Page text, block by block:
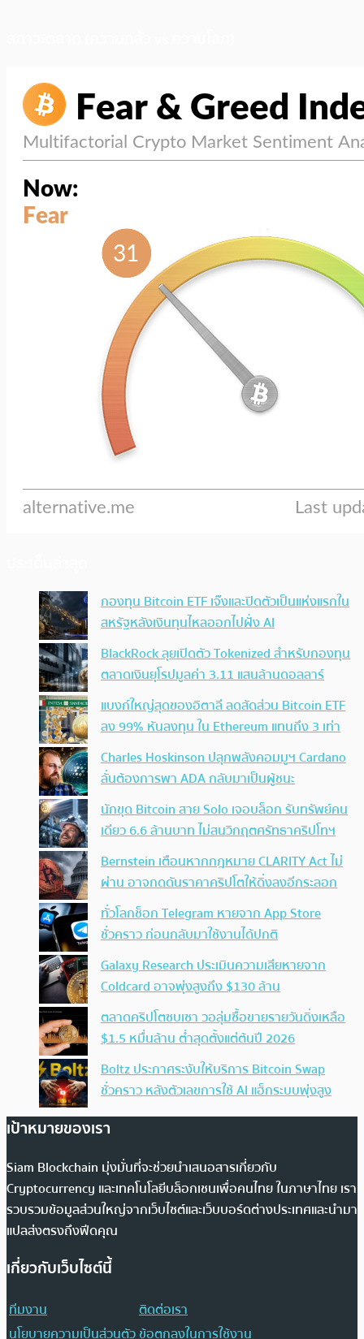
กองทุน Bitcoin ETF เจ๊งและปิดตัวเป็นแห่งแรกใน
สหรัฐหลังเงินทุนไหลออกไปฝั่ง AI
BlackRock ลุยเปิดตัว Tokenized สำหรับกองทุน
ตลาดเงินยุโรปมูลค่า 3.11 แสนล้านดอลลาร์
แบงก์ใหญ่สุดของอิตาลี ลดสัดส่วน Bitcoin ETF
ลง 99% หันลงทุน ใน Ethereum แทนถึง 3 เท่า
Charles Hoskinson ปลุกพลังคอมมูฯ Cardano
ลั่นต้องการพา ADA กลับมาเป็นผู้ชนะ
นักขุด Bitcoin สาย Solo เจอบล็อก รับทรัพย์คน
เดียว 6.6 ล้านบาท ไม่สนวิกฤตศรัทธาคริปโทฯ
Bernstein เตือนหากกฎหมาย CLARITY Act ไม่
ผ่าน อาจกดดันราคาคริปโตให้ดิ่งลงอีกระลอก
ทั่วโลกช็อก Telegram หายจาก App Store
ชั่วคราว ก่อนกลับมาใช้งานได้ปกติ
Galaxy Research ประเมินความเสียหายจาก
Coldcard อาจพุ่งสูงถึง $130 ล้าน
ตลาดคริปโตซบเซา วอลุ่มซื้อขายรายวันดิ่งเหลือ
$1.5 หมื่นล้าน ต่ำสุดตั้งแต่ต้นปี 2026
Boltz ประกาศระงับให้บริการ Bitcoin Swap
ชั่วคราว หลังตัวเลขการใช้ AI แฮ็กระบบพุ่งสูง
เป้าหมายของเรา
Siam Blockchain มุ่งมั่นที่จะช่วยนำเสนอสารเกี่ยวกับ
Cryptocurrency และเทคโนโลยีบล็อกเชนเพื่อคนไทย ในภาษาไทย เรา
รวบรวมข้อมูลส่วนใหญ่จากเว็บไซต์และเว็บบอร์ดต่างประเทศและนำมา
แปลส่งตรงถึงฟีดคุณ
เกี่ยวกับเว็บไซต์นี้
ทีมงาน
ติดต่อเรา
นโยบายความเป็นส่วนตัวข้อตกลงในการใช้งาน